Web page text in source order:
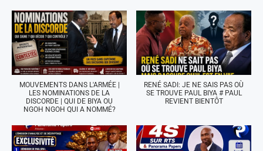
MOUVEMENTS DANS L'ARMÉE |
LES NOMINATIONS DE LA
DISCORDE | QUI DE BIYA OU
NGOH NGOH QUI A NOMMÉ?
RENÉ SADI: JE NE SAIS PAS OÙ
SE TROUVE PAUL BIYA # PAUL
REVIENT BIENTÔT